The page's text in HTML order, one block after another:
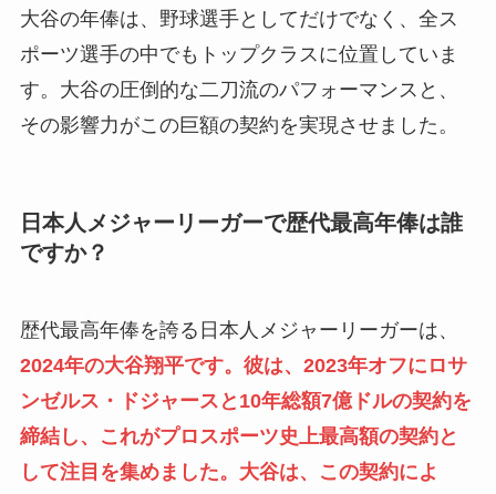
大谷の年俸は、野球選手としてだけでなく、全ス
ポーツ選手の中でもトップクラスに位置していま
す。大谷の圧倒的な二刀流のパフォーマンスと、
その影響力がこの巨額の契約を実現させました。
日本人メジャーリーガーで歴代最高年俸は誰
ですか？
歴代最高年俸を誇る日本人メジャーリーガーは、
2024年の大谷翔平です。彼は、2023年オフにロサ
ンゼルス・ドジャースと10年総額7億ドルの契約を
締結し、これがプロスポーツ史上最高額の契約と
して注目を集めました。大谷は、この契約によ